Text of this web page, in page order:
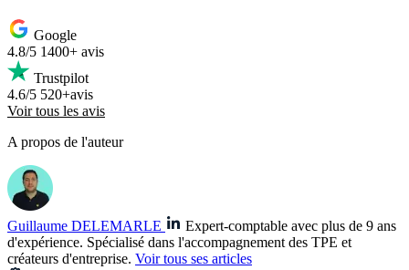
Google
4.8/5 1400+ avis
Trustpilot
4.6/5 520+avis
Voir tous les avis
A propos de l'auteur
Guillaume DELEMARLE
Expert-comptable avec plus de 9 ans
d'expérience. Spécialisé dans l'accompagnement des TPE et
créateurs d'entreprise. Voir tous ses articles